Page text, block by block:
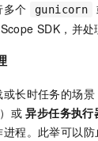
多个 gunicorn
SDK，并处
或长时任务的场
或异步任务执行
程。此举可以